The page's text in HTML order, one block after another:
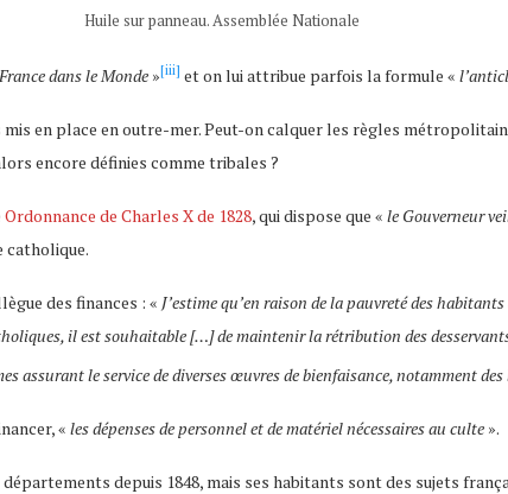
Huile sur panneau. Assemblée Nationale
dans le Monde »[iii] et on lui attribue parfois la formule «
mis en place en outre-mer. Peut-on calquer les règles
encore définies comme tribales ?
Ordonnance de Charles X de 1828, qui dispose que « le Gouverneur
catholique.
des finances : « J’estime qu’en raison de la pauvreté des
il est souhaitable […] de maintenir la rétribution des
assurant le service de diverses œuvres de bienfaisance, notamment des
« les dépenses de personnel et de matériel nécessaires au culte ».
depuis 1848, mais ses habitants sont des sujets